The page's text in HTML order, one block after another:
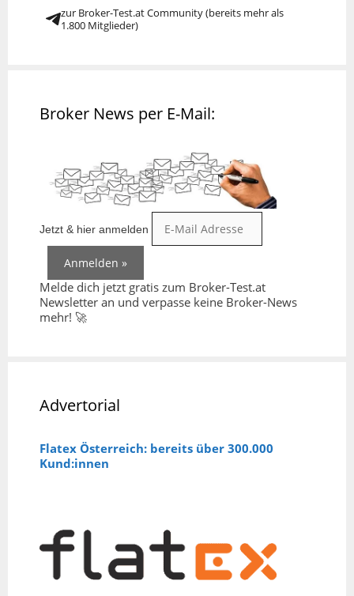
zur Broker-Test.at Community (bereits mehr als
1.800 Mitglieder)
Broker News per E-Mail:
Jetzt & hier anmelden
Melde dich jetzt gratis zum Broker-Test.at
Newsletter an und verpasse keine Broker-News
mehr! 🚀
Advertorial
Flatex Österreich: bereits über 300.000
Kund:innen